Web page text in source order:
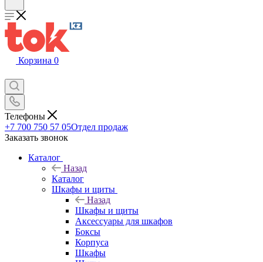
Корзина 0
Телефоны
+7 700 750 57 05Отдел продаж
Заказать звонок
Каталог
Назад
Каталог
Шкафы и щиты
Назад
Шкафы и щиты
Аксессуары для шкафов
Боксы
Корпуса
Шкафы